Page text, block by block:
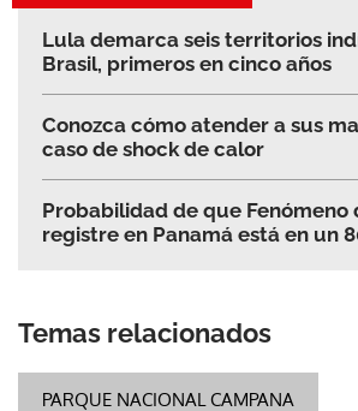
Lula demarca seis territorios
Brasil, primeros en cinco años
Conozca cómo atender a sus
caso de shock de calor
Probabilidad de que Fenómeno
registre en Panamá está en un
Temas relacionados
PARQUE NACIONAL CAMPANA